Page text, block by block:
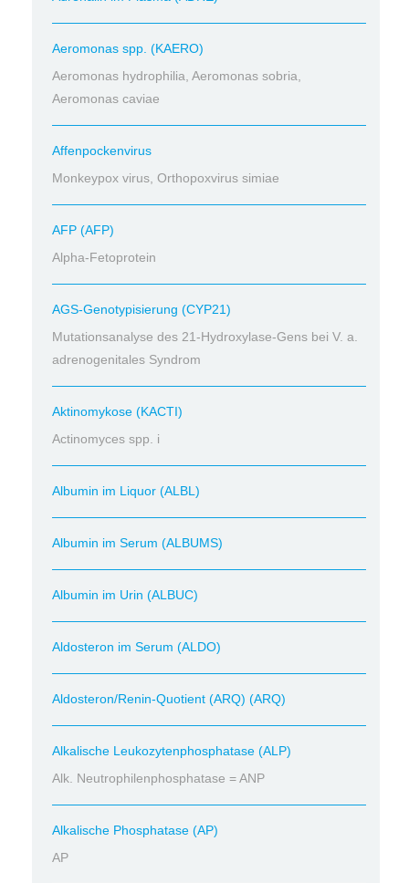
Aeromonas spp. (KAERO)
Aeromonas hydrophilia, Aeromonas sobria,
Aeromonas caviae
Affenpockenvirus
Monkeypox virus, Orthopoxvirus simiae
AFP (AFP)
Alpha-Fetoprotein
AGS-Genotypisierung (CYP21)
Mutationsanalyse des 21-Hydroxylase-Gens bei V. a.
adrenogenitales Syndrom
Aktinomykose (KACTI)
Actinomyces spp. i
Albumin im Liquor (ALBL)
Albumin im Serum (ALBUMS)
Albumin im Urin (ALBUC)
Aldosteron im Serum (ALDO)
Aldosteron/Renin-Quotient (ARQ) (ARQ)
Alkalische Leukozytenphosphatase (ALP)
Alk. Neutrophilenphosphatase = ANP
Alkalische Phosphatase (AP)
AP